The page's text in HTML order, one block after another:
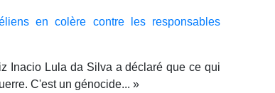
en colère contre les responsables
Inacio Lula da Silva a déclaré que ce qui
C'est un génocide... »